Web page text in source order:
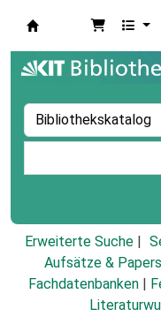
Erweiterte Suche
Aufsätze & Papers
Fachdatenbanken